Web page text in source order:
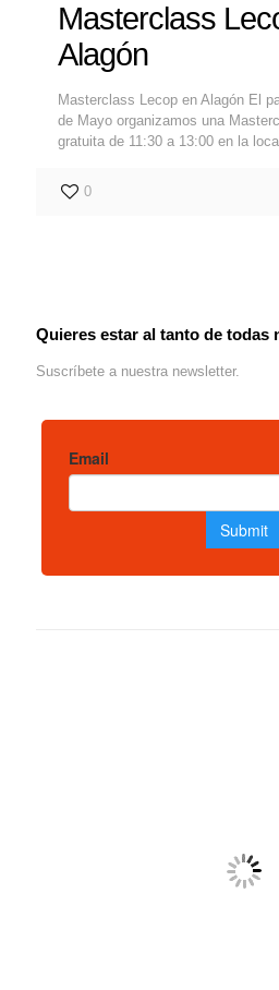
Masterclass
Alagón
Masterclass Lecop en Alagón El
de Mayo organizamos una
gratuita de 11:30 a 13:00 en la
0
Quieres estar al tanto de todas
Suscríbete a nuestra newsletter.